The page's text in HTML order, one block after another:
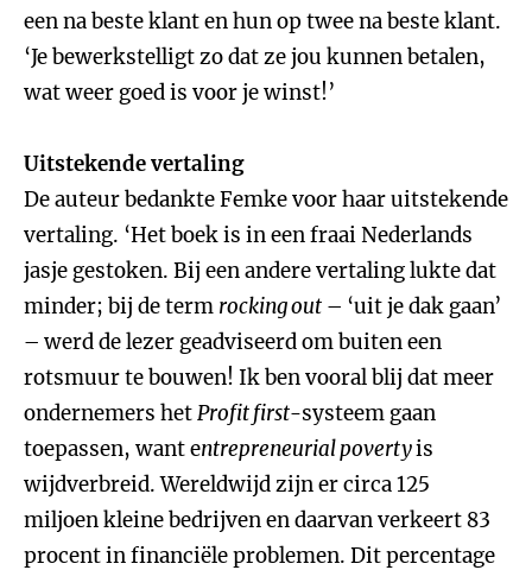
een na beste klant en hun op twee na beste klant.
‘Je bewerkstelligt zo dat ze jou kunnen betalen,
wat weer goed is voor je winst!’
Uitstekende vertaling
De auteur bedankte Femke voor haar uitstekende
vertaling. ‘Het boek is in een fraai Nederlands
jasje gestoken. Bij een andere vertaling lukte dat
minder; bij de term rocking out – ‘uit je dak gaan’
– werd de lezer geadviseerd om buiten een
rotsmuur te bouwen! Ik ben vooral blij dat meer
ondernemers hetProfit first-systeem gaan
toepassen, want entrepreneurial povertyis
wijdverbreid. Wereldwijd zijn er circa 125
miljoen kleine bedrijven en daarvan verkeert 83
procent in financiële problemen. Dit percentage